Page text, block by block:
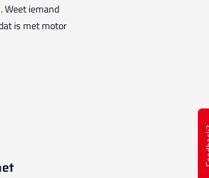
Weet iemand
is met motor